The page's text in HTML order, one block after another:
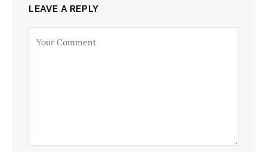
LEAVE A REPLY